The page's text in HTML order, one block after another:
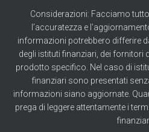
Considerazioni: Facciamo
l’accuratezza e
informazioni potrebbero differire
degli istituti finanziari, dei fornitori
prodotto specifico. Nel caso di
finanziari sono presentati
informazioni siano aggiornate.
prega di leggere attentamente i